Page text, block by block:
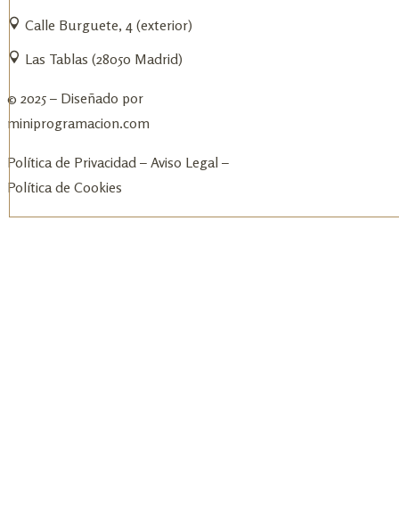
Calle Burguete, 4 (exterior)
Las Tablas (28050 Madrid)
© 2025 – Diseñado por
miniprogramacion.com
Política de Privacidad – Aviso Legal –
Política de Cookies